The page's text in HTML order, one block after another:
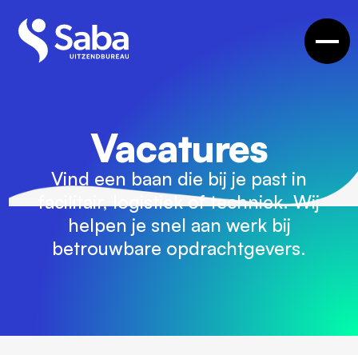
Vacatures
Vind een baan die bij je past in
facilitair, logistiek of techniek. Wij
helpen je snel aan werk bij
betrouwbare opdrachtgevers.